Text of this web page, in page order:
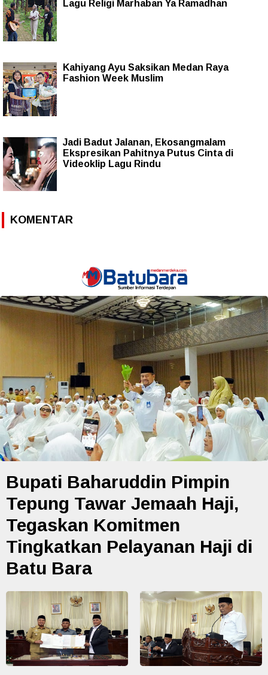
Lagu Religi Marhaban Ya Ramadhan
Kahiyang Ayu Saksikan Medan Raya
Fashion Week Muslim
Jadi Badut Jalanan, Ekosangmalam
Ekspresikan Pahitnya Putus Cinta di
Videoklip Lagu Rindu
KOMENTAR
Bupati Baharuddin Pimpin
Tepung Tawar Jemaah Haji,
Tegaskan Komitmen
Tingkatkan Pelayanan Haji di
Batu Bara